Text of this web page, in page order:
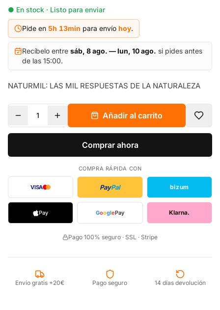
● En stock · Listo para enviar
Pide en 5h 13min para envío hoy.
Recíbelo entre sáb, 8 ago. — lun, 10 ago. si pides antes
de las 15:00.
NATURMIL: LAS MIL RESPUESTAS DE LA NATURALEZA
1 Añadir al carrito
Comprar ahora
COMPRA RÁPIDA CON
VISA PayPal bizum
Pay GooglePay Klarna.
Pago 100% seguro · SSL · Stripe
Envío gratis +20€ Pago seguro 14 días devolución